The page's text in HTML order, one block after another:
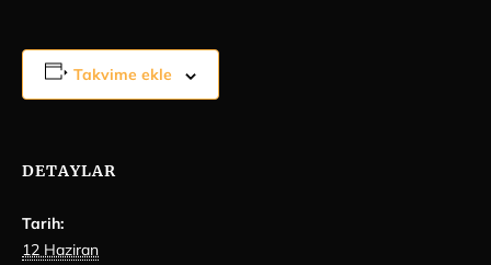
Takvime ekle
DETAYLAR
Tarih:
12 Haziran